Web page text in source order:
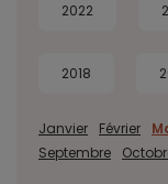
2022
2018
Janvier Février
Septembre